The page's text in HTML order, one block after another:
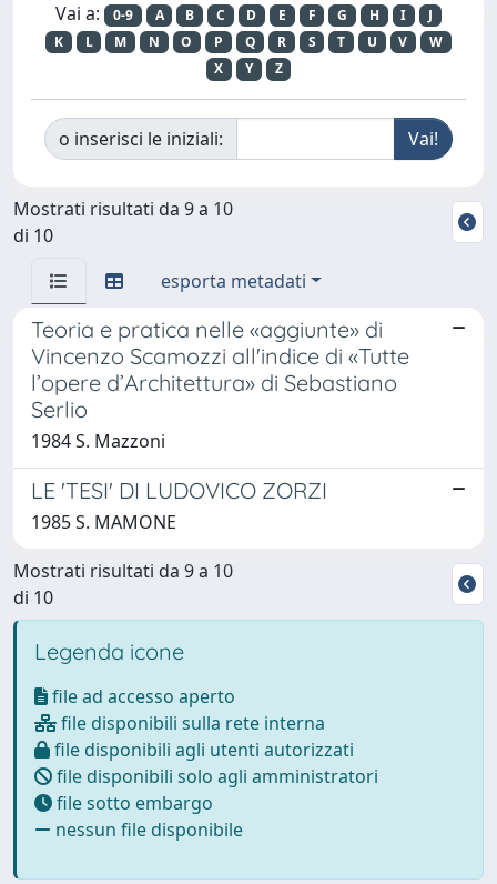
Vai a: 0-9 A B C D E F G H I
J
K
L M N O P Q R S T U V
W
X
Y Z
o inserisci le iniziali:
Mostrati risultati da 9 a 10
di 10
esporta metadati
Teoria e pratica nelle «aggiunte» di
Vincenzo Scamozzi all'indice di «Tutte
l’opere d’Architettura» di Sebastiano
Serlio
1984 S. Mazzoni
LE 'TESI' DI LUDOVICO ZORZI
1985 S. MAMONE
Mostrati risultati da 9 a 10
di 10
Legenda icone
file ad accesso aperto
file disponibili sulla rete interna
file disponibili agli utenti autorizzati
file disponibili solo agli amministratori
file sotto embargo
nessun file disponibile